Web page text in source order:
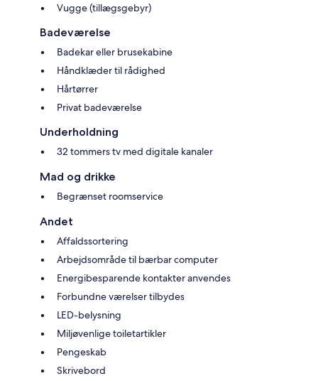
Vugge (tillægsgebyr)
Badeværelse
Badekar eller brusekabine
Håndklæder til rådighed
Hårtørrer
Privat badeværelse
Underholdning
32 tommers tv med digitale kanaler
Mad og drikke
Begrænset roomservice
Andet
Affaldssortering
Arbejdsområde til bærbar computer
Energibesparende kontakter anvendes
Forbundne værelser tilbydes
LED-belysning
Miljøvenlige toiletartikler
Pengeskab
Skrivebord